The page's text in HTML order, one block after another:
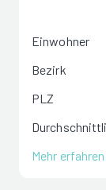
Einwohner
Bezirk
PLZ
Mehr